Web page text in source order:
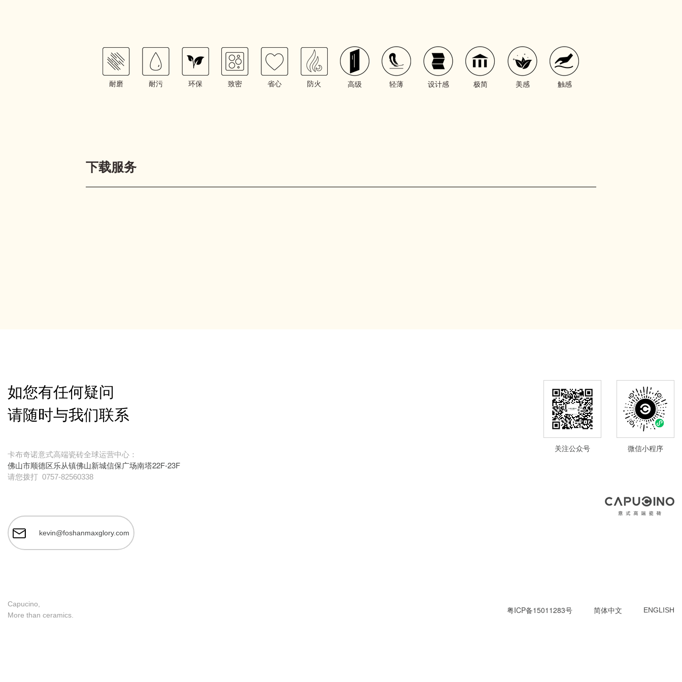
耐磨 耐污 环保 致密 省心 防火 高级 轻薄 设计感 极简 美感 触感
下载服务
如您有任何疑问
请随时与我们联系
卡布奇诺意式高端瓷砖全球运营中心：
佛山市顺德区乐从镇佛山新城信保广场南塔22F-23F
请您拨打 0757-82560338
kevin@foshanmaxglory.com
关注公众号 微信小程序
Capucino,
More than ceramics.
粤ICP备15011283号 简体中文 ENGLISH